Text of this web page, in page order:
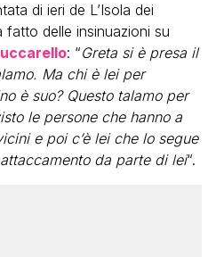
di ieri de L’Isola dei
fatto delle insinuazioni su
: “Greta si è presa il
Ma chi è lei per
è suo? Questo talamo per
le persone che hanno a
e poi c’è lei che lo segue
da parte di lei“.